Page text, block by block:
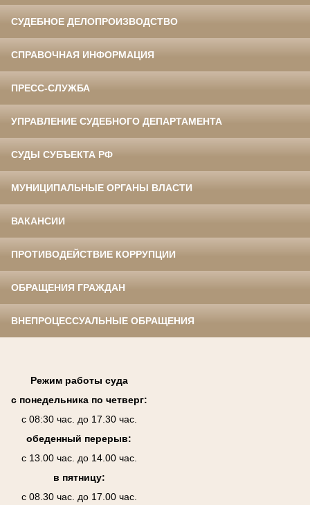
СУДЕБНОЕ ДЕЛОПРОИЗВОДСТВО
СПРАВОЧНАЯ ИНФОРМАЦИЯ
ПРЕСС-СЛУЖБА
УПРАВЛЕНИЕ СУДЕБНОГО ДЕПАРТАМЕНТА
СУДЫ СУБЪЕКТА РФ
МУНИЦИПАЛЬНЫЕ ОРГАНЫ ВЛАСТИ
ВАКАНСИИ
ПРОТИВОДЕЙСТВИЕ КОРРУПЦИИ
ОБРАЩЕНИЯ ГРАЖДАН
ВНЕПРОЦЕССУАЛЬНЫЕ ОБРАЩЕНИЯ
Режим работы суда
с понедельника по четверг:
с 08:30 час. до 17.30 час.
обеденный перерыв:
с 13.00 час. до 14.00 час.
в пятницу:
с 08.30 час. до 17.00 час.